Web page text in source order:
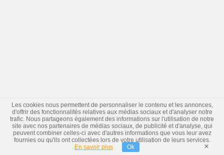
Les cookies nous permettent de personnaliser le contenu et les annonces,
d'offrir des fonctionnalités relatives aux médias sociaux et d'analyser notre
trafic. Nous partageons également des informations sur l'utilisation de notre
site avec nos partenaires de médias sociaux, de publicité et d'analyse, qui
peuvent combiner celles-ci avec d'autres informations que vous leur avez
fournies ou qu'ils ont collectées lors de votre utilisation de leurs services.
En savoir plus
Ok ×